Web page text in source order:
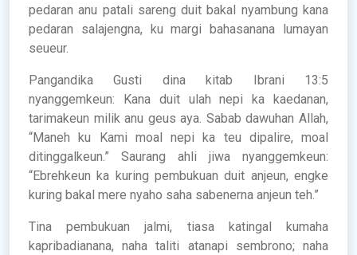
pedaran anu patali sareng duit bakal nyambung kana
pedaran salajengna, ku margi bahasanana lumayan
seueur.
Pangandika Gusti dina kitab Ibrani 13:5
nyanggemkeun: Kana duit ulah nepi ka kaedanan,
tarimakeun milik anu geus aya. Sabab dawuhan Allah,
“Maneh ku Kami moal nepi ka teu dipalire, moal
ditinggalkeun.” Saurang ahli jiwa nyanggemkeun:
“Ebrehkeun ka kuring pembukuan duit anjeun, engke
kuring bakal mere nyaho saha sabenerna anjeun teh.”
Tina pembukuan jalmi, tiasa katingal kumaha
kapribadianana, naha taliti atanapi sembrono; naha